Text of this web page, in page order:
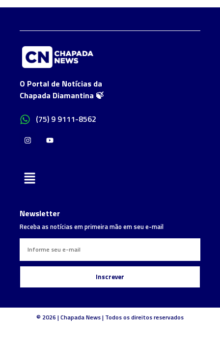
O Portal de Notícias da
Chapada Diamantina 🍃
(75) 9 9111-8562
Newsletter
Receba as notícias em primeira mão em seu e-mail
Inscrever
© 2026 | Chapada News | Todos os direitos reservados